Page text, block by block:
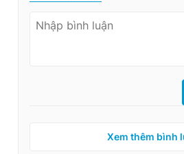
Xem thêm bình